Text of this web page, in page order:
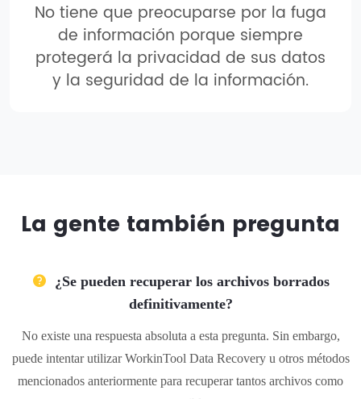
No tiene que preocuparse por la fuga
de información porque siempre
protegerá la privacidad de sus datos
y la seguridad de la información.
La gente también pregunta
¿Se pueden recuperar los archivos borrados
definitivamente?
No existe una respuesta absoluta a esta pregunta. Sin embargo,
puede intentar utilizar WorkinTool Data Recovery u otros métodos
mencionados anteriormente para recuperar tantos archivos como